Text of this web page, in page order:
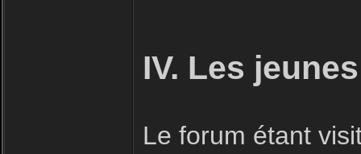
IV. Les jeunes
Le forum étant